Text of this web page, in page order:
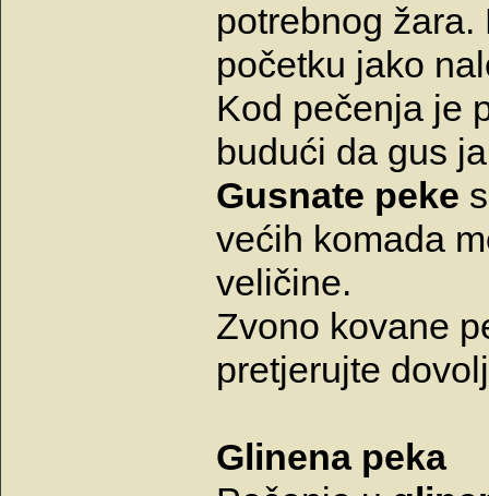
potrebnog
početku jako
Kod pečenja je
budući da gus
Gusnate peke
većih komada
veličine.
Zvono kovane
pretjerujte
Glinena peka